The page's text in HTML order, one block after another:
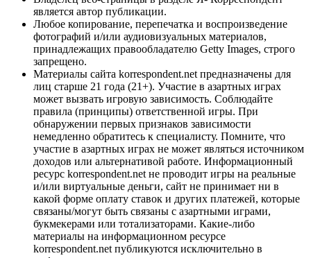
является автор публикации.
Любое копирование, перепечатка и воспроизведение
фотографий и/или аудиовизуальных материалов,
принадлежащих правообладателю Getty Images, строго
запрещено.
Материалы сайта korrespondent.net предназначены для
лиц старше 21 года (21+). Участие в азартных играх
может вызвать игровую зависимость. Соблюдайте
правила (принципы) ответственной игры. При
обнаружении первых признаков зависимости
немедленно обратитесь к специалисту. Помните, что
участие в азартных играх не может являться источником
доходов или альтернативой работе. Информационный
ресурс korrespondent.net не проводит игры на реальные
и/или виртуальные деньги, сайт не принимает ни в
какой форме оплату ставок и других платежей, которые
связаны/могут быть связаны с азартными играми,
букмекерами или тотализаторами. Какие-либо
материалы на информационном ресурсе
korrespondent.net публикуются исключительно в